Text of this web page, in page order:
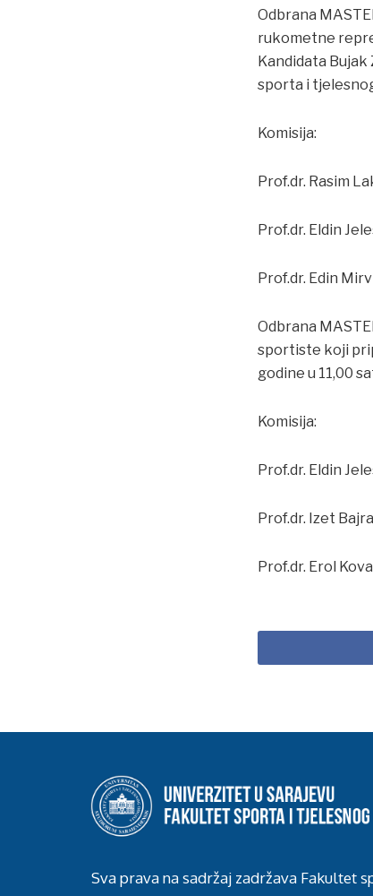
Odbrana
rukometne
Kandidata Bujak
sporta i
Komisija:
Prof.dr. Rasim
Prof.dr. Eldin
Prof.dr. Edin
Odbrana
sportiste koji
godine u 11,00
Komisija:
Prof.dr. Eldin
Prof.dr. Izet
Prof.dr. Erol
Sva prava na sadržaj zadržava Fakultet